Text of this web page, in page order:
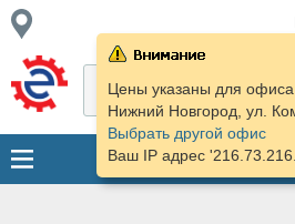
Цены указаны для офиса
Нижний Новгород, ул.
Выбрать другой офис
Ваш IP адрес